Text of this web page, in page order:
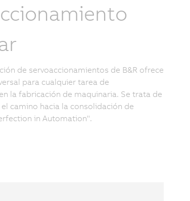
de servoaccionamientos de B&R ofrece
para cualquier tarea de
la fabricación de maquinaria. Se trata de
camino hacia la consolidación de
in Automation".